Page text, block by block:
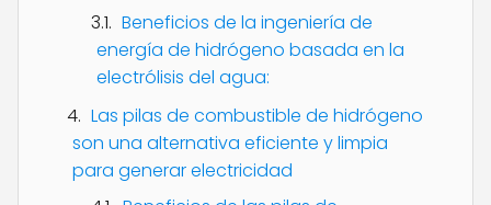
Beneficios de la ingeniería de
energía de hidrógeno basada en la
electrólisis del agua:
Las pilas de combustible de hidrógeno
son una alternativa eficiente y limpia
para generar electricidad